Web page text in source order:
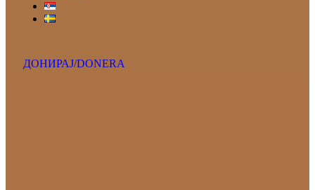
ДОНИРАЈ/DONERA